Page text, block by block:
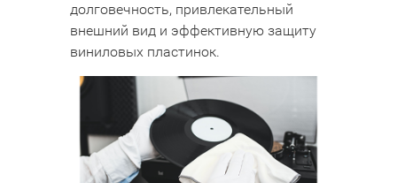
долговечность, привлекательный
внешний вид и эффективную защиту
виниловых пластинок.